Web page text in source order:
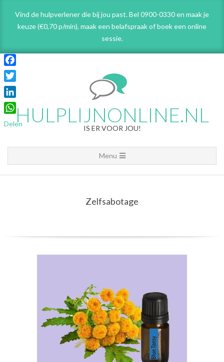
content
Vind de hulpverlener die bij jou past. Bel 0900-0330 en maak je
keuze (€0,70 p/min), maak een belafspraakof boek een online
sessie.
HULPLIJNONLINE.NL
IS ER VOOR JOU!
Navigation
Menu
Menu
Zelfsabotage
Facebook
Twitter
LinkedIn
WhatsApp
Delen